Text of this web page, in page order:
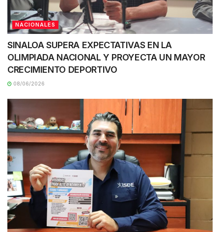
NACIONALES
SINALOA SUPERA EXPECTATIVAS EN LA
OLIMPIADA NACIONAL Y PROYECTA UN MAYOR
CRECIMIENTO DEPORTIVO
08/06/2026